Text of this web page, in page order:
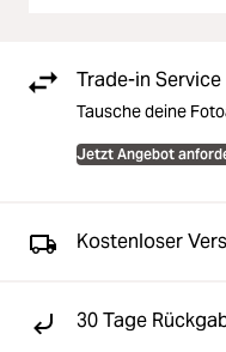
Trade-in Service
Tausche deine
Jetzt Angebot
Kostenloser
30 Tage